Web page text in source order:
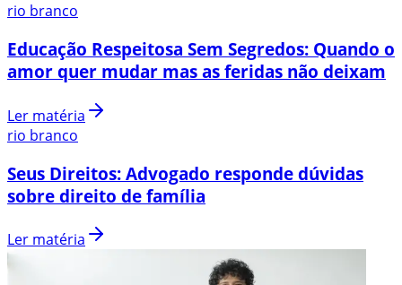
rio branco
Educação Respeitosa Sem Segredos: Quando o
amor quer mudar mas as feridas não deixam
Ler matéria
rio branco
Seus Direitos: Advogado responde dúvidas
sobre direito de família
Ler matéria